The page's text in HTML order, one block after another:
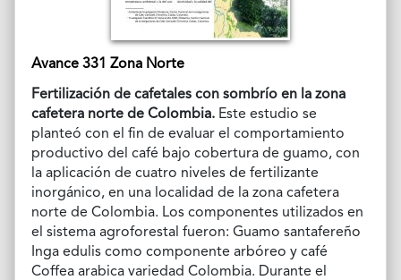
Avance 331 Zona Norte
Fertilización de cafetales con sombrío en la zona
cafetera norte de Colombia. Este estudio se
planteó con el fin de evaluar el comportamiento
productivo del café bajo cobertura de guamo, con
la aplicación de cuatro niveles de fertilizante
inorgánico, en una localidad de la zona cafetera
norte de Colombia. Los componentes utilizados en
el sistema agroforestal fueron: Guamo santafereño
Inga edulis como componente arbóreo y café
Coffea arabica variedad Colombia. Durante el